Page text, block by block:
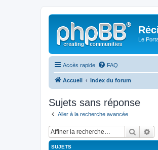
Le
Accès rapide FAQ
Accueil Index du forum
Sujets sans réponse
Aller à la recherche avancée
SUJETS